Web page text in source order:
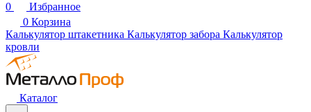
0
Избранное
0 Корзина
Калькулятор штакетника Калькулятор забора Калькулятор
кровли
Каталог